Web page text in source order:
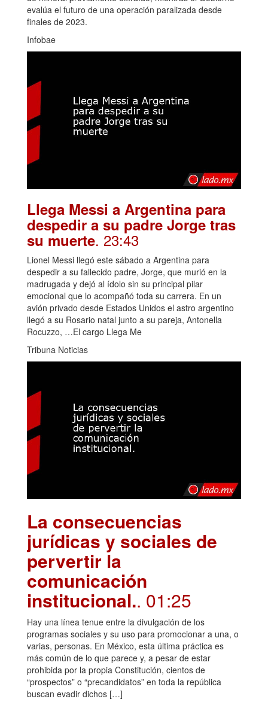
evalúa el futuro de una operación paralizada desde
finales de 2023.
Infobae
Llega Messi a Argentina para
despedir a su padre Jorge tras
su muerte. 23:43
Lionel Messi llegó este sábado a Argentina para
despedir a su fallecido padre, Jorge, que murió en la
madrugada y dejó al ídolo sin su principal pilar
emocional que lo acompañó toda su carrera. En un
avión privado desde Estados Unidos el astro argentino
llegó a su Rosario natal junto a su pareja, Antonella
Rocuzzo, …El cargo Llega Me
Tribuna Noticias
La consecuencias
jurídicas y sociales de
pervertir la
comunicación
institucional.. 01:25
Hay una línea tenue entre la divulgación de los
programas sociales y su uso para promocionar a una, o
varias, personas. En México, esta última práctica es
más común de lo que parece y, a pesar de estar
prohibida por la propia Constitución, cientos de
“prospectos” o “precandidatos” en toda la república
buscan evadir dichos […]